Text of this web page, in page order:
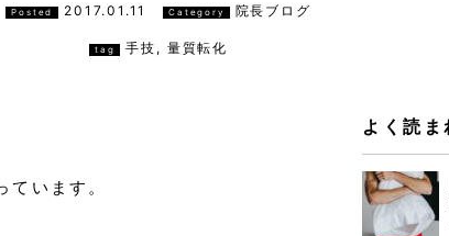
Posted 2017.01.11 Category 院長ブログ
tag 手技 , 量質転化
います。
よく読